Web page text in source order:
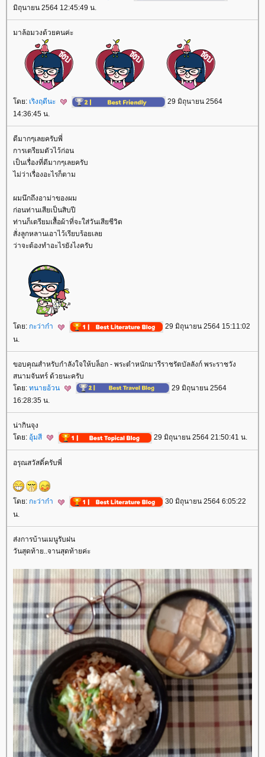
มิถุนายน 2564 12:45:49 น.
มาล้อมวงด้วยคนค่ะ
ดย: เริงฤดีนะ
29 มิถุนายน 2564
14:36:45 น.
ดีมากๆเลยครับพี่
การเตรียมตัวไว้ก่อน
เป็นเรื่องที่ดีมากๆเลยครับ
ไม่ว่าเรื่องอะไรก็ตาม
ผมนึกถึงอาม่าของผม
ก่อนท่านเสียเป็นสิบปี
ท่านก็เตรียมเสื้อผ้าที่จะใส่วันเสียชีวิต
สั่งลูกหลานเอาไว้เรียบร้อยเล
ว่าจะต้องทำอะไรยังไงครับ
ดย: กะว่าก๋า
29 มิถุนายน 2564 15:11:02
น.
ขอบคุณสำหรับกำลังใจให้บล็อก - พระตำหนักมารีราชรัตบัลลังก์ พระราชวัง
สนามจันทร์ ด้วยนะครับ
ดย: ทนายอ้วน
29 มิถุนายน 2564
16:28:35 น.
น่ากินจุง
ดย: อุ้มสี 29 มิถุนายน 2564 21:50:41 น.
อรุณสวัสดิ์ครับพี่
ดย: กะว่าก๋า
30 มิถุนายน 2564 6:05:22
น.
ส่งการบ้านเมนูรับฝน
วันสุดท้าย..จานสุดท้ายค่ะ